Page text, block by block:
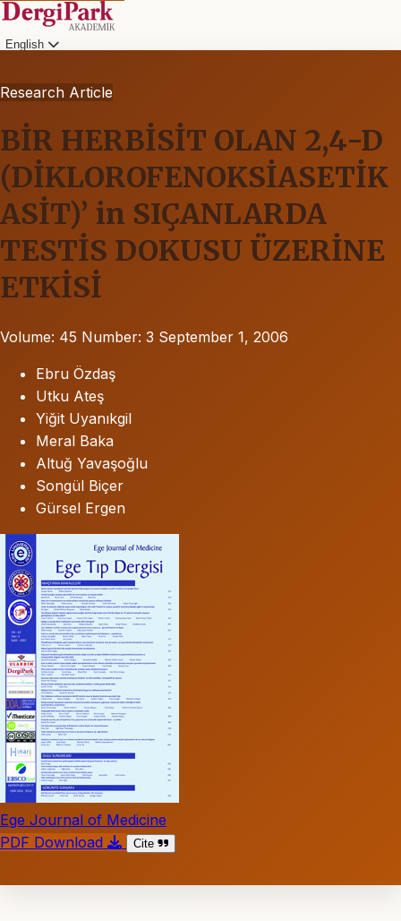
English
Research Article
BİR HERBİSİT OLAN 2,4-D
(DİKLOROFENOKSİASETİK
ASİT)’ in SIÇANLARDA
TESTİS DOKUSU ÜZERİNE
ETKİSİ
Volume: 45 Number: 3 September 1, 2006
Ebru Özdaş
Utku Ateş
Yiğit Uyanıkgil
Meral Baka
Altuğ Yavaşoğlu
Songül Biçer
Gürsel Ergen
Ege Journal of Medicine
PDF Download
Cite